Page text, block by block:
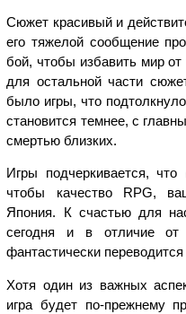
Сюжет красивый и
его тяжелой сообщение
бой, чтобы избавить мир от
для остальной части
было игры, что
становится темнее, с
смертью близких.
Игры подчеркивается,
чтобы качество RPG,
Япония. К счастью для
сегодня и в отличие
фантастически
Хотя один из важных
игра будет по-прежнему